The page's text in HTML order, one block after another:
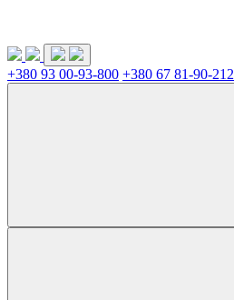
+380 93 00-93-800 +380 67 81-90-212